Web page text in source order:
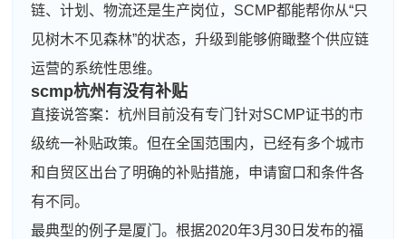
链、计划、物流还是生产岗位，SCMP都能帮你从“只
见树木不见森林”的状态，升级到能够俯瞰整个供应链
运营的系统性思维。
scmp杭州有没有补贴
直接说答案：杭州目前没有专门针对SCMP证书的市
级统一补贴政策。但在全国范围内，已经有多个城市
和自贸区出台了明确的补贴措施，申请窗口和条件各
有不同。
最典型的例子是厦门。根据2020年3月30日发布的福